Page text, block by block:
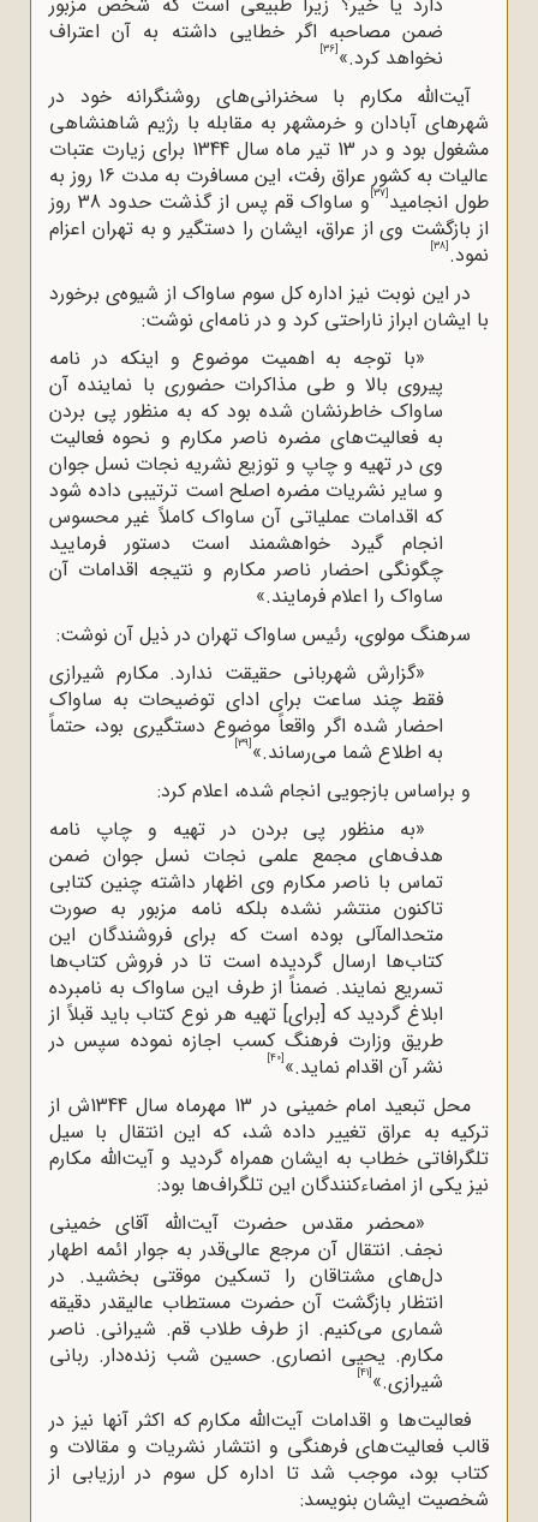
ضمن مصاحبه اگر خطایی داشته به آن اعتراف
نخواهد کرد.»[36]
آیت‌الله‌ مکارم با سخنرانی‌های روشنگرانه خود در
شهرهای آبادان و خرمشهر به مقابله با رژیم شاهنشاهی
مشغول بود و در 13 تیر ماه سال 1344 برای زیارت عتبات
عالیات به کشور عراق رفت، این مسافرت به مدت 16 روز به
طول انجامید[37]
و ساواک قم پس از گذشت حدود 38 روز
از بازگشت وی از عراق، ایشان را دستگیر و به تهران اعزام
نمود.[38]
در این نوبت نیز اداره کل سوم ساواک از شیوه‌ی برخورد
با ایشان ابراز ناراحتی کرد و در نامه‌ای نوشت:
«با توجه به اهمیت موضوع و اینکه در نامه
پیروی بالا و طی مذاکرات حضوری با نماینده آن
ساواک خاطرنشان شده بود که به منظور پی بردن
به فعالیتهای مضره ناصر مکارم و نحوه فعالیت
وی در تهیه و چاپ و توزیع نشریه نجات نسل جوان
و سایر نشریات مضره اصلح است ترتیبی داده شود
که اقدامات عملیاتی آن ساواک کاملاً غیر محسوس
انجام گیرد خواهشمند است دستور فرمایید
چگونگی احضار ناصر مکارم و نتیجه اقدامات آن
ساواک را اعلام فرمایند.»
سرهنگ مولوی، رئیس ساواک تهران در ذیل آن نوشت:
«گزارش شهربانی حقیقت ندارد. مکارم شیرازی
فقط چند ساعت برای ادای توضیحات به ساواک
احضار شده اگر واقعاً موضوع دستگیری بود، حتماً
به اطلاع شما میرساند.»[39]
و براساس بازجویی انجام شده، اعلام کرد:
«به منظور پی بردن در تهیه و چاپ نامه
هدف‌های مجمع علمی نجات نسل جوان ضمن
تماس با ناصر مکارم وی اظهار داشته چنین کتابی
تاکنون منتشر نشده بلکه نامه مزبور به صورت
متحدالمآلی بوده است که برای فروشندگان این
کتابها ارسال گردیده است تا در فروش کتاب‌ها
تسریع نمایند. ضمناً از طرف این ساواک به نامبرده
ابلاغ گردید که [برای] تهیه هر نوع کتاب باید قبلاً از
طریق وزارت فرهنگ کسب اجازه نموده سپس در
نشر آن اقدام نماید.»[40]
محل تبعید امام خمینی در 13 مهرماه سال 1344ش از
ترکیه به عراق تغییر داده شد، که ‌این انتقال با سیل
تلگرافاتی خطاب به ‌ایشان همراه گردید و آیت‌الله‌ مکارم
نیز یکی از‌ امضاءکنندگان این تلگراف‌ها بود:
«محضر مقدس حضرت آیتالله آقای خمینی
نجف. انتقال آن مرجع عالیقدر به جوار ائمه اطهار
دلهای مشتاقان را تسکین موقتی بخشید. در
انتظار بازگشت آن حضرت مستطاب عالیقدر دقیقه
‌شماری میکنیم. از طرف طلاب قم. شیرانی. ناصر
مکارم. یحیی انصاری. حسین شب زندهدار. ربانی
شیرازی.»[41]
فعالیت‌ها و اقدامات آیت‌الله‌ مکارم که اکثر آنها نیز در
قالب فعالیت‌های فرهنگی و انتشار نشریات و مقالات و
کتاب بود، موجب شد تا اداره کل سوم در ارزیابی از
شخصیت ایشان بنویسد: